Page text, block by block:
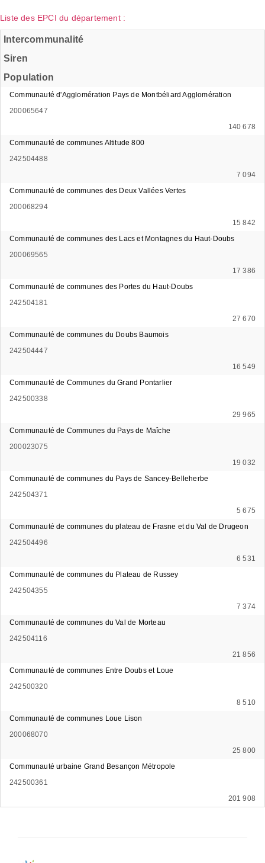
Liste des EPCI du département :
Intercommunalité
Siren
Population
Communauté d'Agglomération Pays de Montbéliard Agglomération
200065647
140 678
Communauté de communes Altitude 800
242504488
7 094
Communauté de communes des Deux Vallées Vertes
200068294
15 842
Communauté de communes des Lacs et Montagnes du Haut-Doubs
200069565
17 386
Communauté de communes des Portes du Haut-Doubs
242504181
27 670
Communauté de communes du Doubs Baumois
242504447
16 549
Communauté de Communes du Grand Pontarlier
242500338
29 965
Communauté de Communes du Pays de Maîche
200023075
19 032
Communauté de communes du Pays de Sancey-Belleherbe
242504371
5 675
Communauté de communes du plateau de Frasne et du Val de Drugeon
242504496
6 531
Communauté de communes du Plateau de Russey
242504355
7 374
Communauté de communes du Val de Morteau
242504116
21 856
Communauté de communes Entre Doubs et Loue
242500320
8 510
Communauté de communes Loue Lison
200068070
25 800
Communauté urbaine Grand Besançon Métropole
242500361
201 908